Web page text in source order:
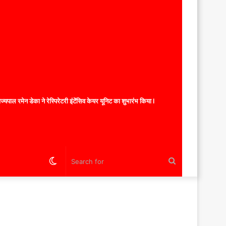
रमेन डेका ने रेस्पिरेटरी इंटेंसिव केयर यूनिट का शुभारंभ किया l
Switch